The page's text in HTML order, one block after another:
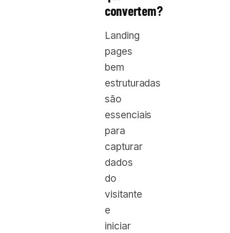
convertem?
Landing
pages
bem
estruturadas
são
essenciais
para
capturar
dados
do
visitante
e
iniciar